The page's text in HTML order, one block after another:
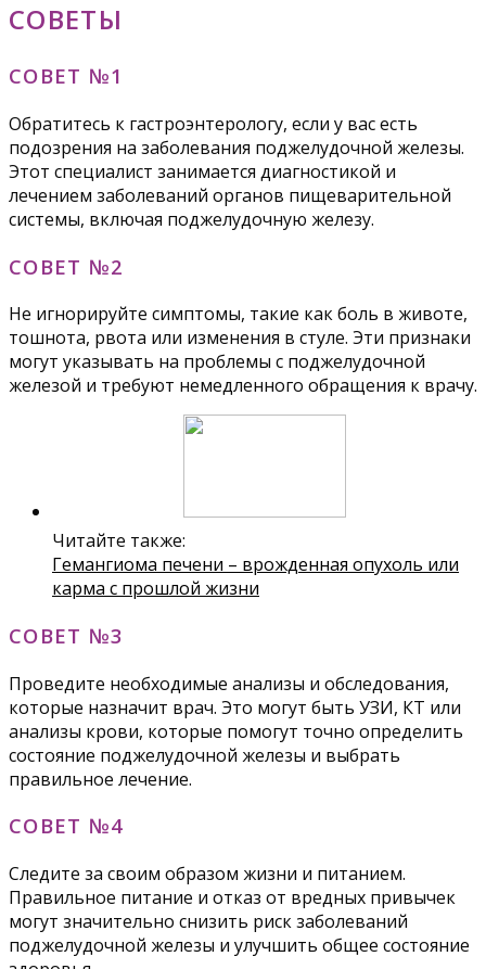
СОВЕТЫ
СОВЕТ №1
Обратитесь к гастроэнтерологу, если у вас есть
подозрения на заболевания поджелудочной железы.
Этот специалист занимается диагностикой и
лечением заболеваний органов пищеварительной
системы, включая поджелудочную железу.
СОВЕТ №2
Не игнорируйте симптомы, такие как боль в животе,
тошнота, рвота или изменения в стуле. Эти признаки
могут указывать на проблемы с поджелудочной
железой и требуют немедленного обращения к врачу.
Читайте также:
Гемангиома печени – врожденная опухоль или
карма с прошлой жизни
СОВЕТ №3
Проведите необходимые анализы и обследования,
которые назначит врач. Это могут быть УЗИ, КТ или
анализы крови, которые помогут точно определить
состояние поджелудочной железы и выбрать
правильное лечение.
СОВЕТ №4
Следите за своим образом жизни и питанием.
Правильное питание и отказ от вредных привычек
могут значительно снизить риск заболеваний
поджелудочной железы и улучшить общее состояние